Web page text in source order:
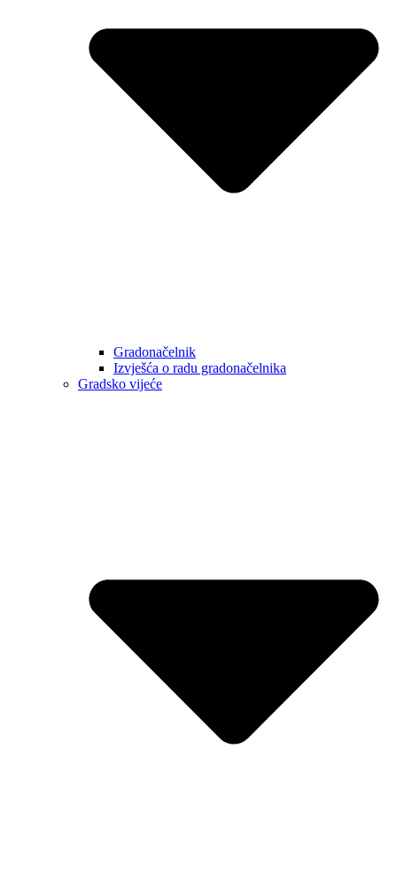
Gradonačelnik
Izvješća o radu gradonačelnika
Gradsko vijeće